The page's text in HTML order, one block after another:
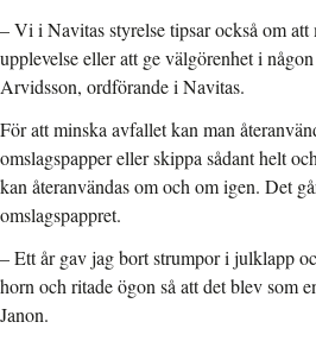
– Vi i Navitas styrelse tipsar också om att
upplevelse eller att ge välgörenhet i
Arvidsson, ordförande i Navitas.
För att minska avfallet kan man
omslagspapper eller skippa sådant helt
kan återanvändas om och om igen. Det
omslagspappret.
– Ett år gav jag bort strumpor i julklapp
horn och ritade ögon så att det blev som
Janon.